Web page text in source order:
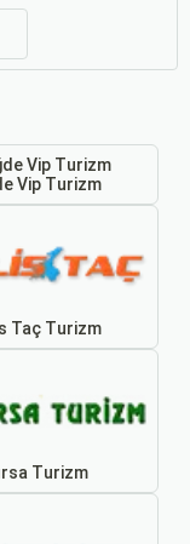
Vip Turizm
Taç Turizm
Turizm